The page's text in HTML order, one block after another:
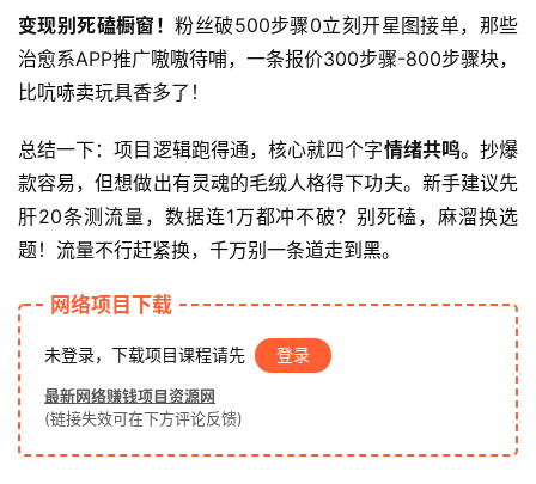
钱
项
目
中
创
网
变现别死磕橱窗！粉丝破500步骤0立刻开星图接单，那些
治愈系APP推广嗷嗷待哺，一条报价300步骤-800步骤块，
比吭哧卖玩具香多了！
总结一下：项目逻辑跑得通，核心就四个字情绪共鸣。抄爆
款容易，但想做出有灵魂的毛绒人格得下功夫。新手建议先
肝20条测流量，数据连1万都冲不破？别死磕，麻溜换选
题！流量不行赶紧换，千万别一条道走到黑。
网络项目下载
未登录，下载项目课程请先 登录
最新网络赚钱项目资源网
(链接失效可在下方评论反馈)